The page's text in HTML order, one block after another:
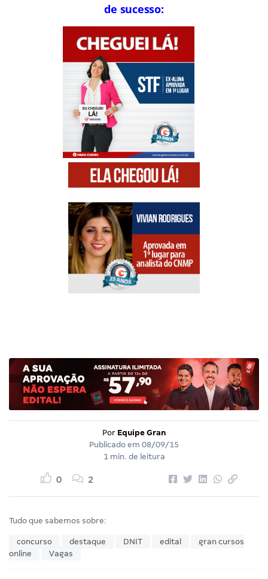
de sucesso:
Por Equipe Gran
Publicado em 08/09/15
1 min. de leitura
0 2
Tudo que sabemos sobre:
concurso destaque DNIT edital
gran cursos
online
Vagas